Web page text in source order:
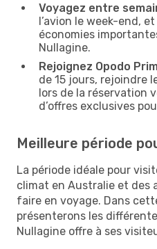
Voyagez entre
l’avion le week-end,
économies
Nullagine.
Rejoignez Opodo
de 15 jours, rejoindre
lors de la réservation
d’offres exclusives
Meilleure période
La période idéale pour
climat en Australie et des
faire en voyage. Dans
présenterons les
Nullagine offre à ses